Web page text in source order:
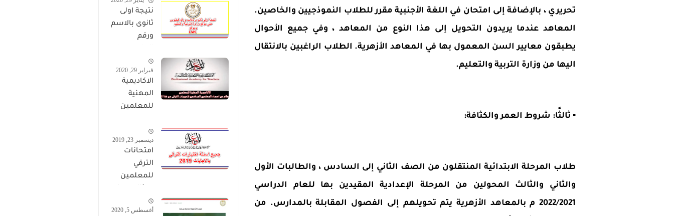
تحريري ، بالإضافة إلى امتحان في اللغة الأجنبية مقرر للطلاب النموذجيين والخاصين.
المعاهد عندما يريدون التحويل إلى هذا النوع من المعاهد ، وفي جميع الأحوال
يطبقون معايير السن المعمول بها في المعاهد الأزهرية. الطلاب الراغبين بالانتقال
اليها من وزارة التربية والتعليم.
▪️ ثالثًا: شروط العمر والكثافة:
طلاب المرحلة الابتدائية المنتقلون من الصف الثاني إلى السادس ، والطالبات الأول
والثاني والثالث المحولين من المرحلة الإعدادية المقيدين بها للعام الدراسي
2022/2021 م بالمعاهد الأزهرية يتم تحويلهم إلى الفصول المقابلة بالمدارس. من
لجميع
التخصصات
نتيجة اولى
ثانوى بالاسم
ورقم
موقع وزارة
التربية
والتعليم
وموقع LMS
فبراير 29, 2020
الاكاديمية
المهنية
للمعلمين
عن اسماء
المعلمين
لتدريبات
ديسمبر 23, 2019
امتحانات
الترقي
للمعلمين
حمل من هنا
أغسطس 5, 2020